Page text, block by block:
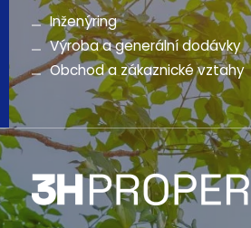
Inženýring
Výroba a generální dodávky
Obchod a zákaznické vztahy